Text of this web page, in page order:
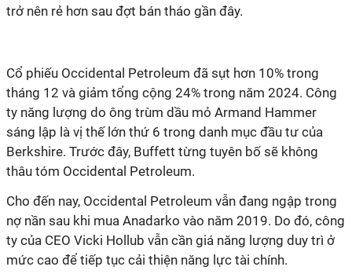
trở nên rẻ hơn sau đợt bán tháo gần đây.
Cổ phiếu Occidental Petroleum đã sụt hơn 10% trong
tháng 12 và giảm tổng cộng 24% trong năm 2024. Công
ty năng lượng do ông trùm dầu mỏ Armand Hammer
sáng lập là vị thế lớn thứ 6 trong danh mục đầu tư của
Berkshire. Trước đây, Buffett từng tuyên bố sẽ không
thâu tóm Occidental Petroleum.
Cho đến nay, Occidental Petroleum vẫn đang ngập trong
nợ nần sau khi mua Anadarko vào năm 2019. Do đó, công
ty của CEO Vicki Hollub vẫn cần giá năng lượng duy trì ở
mức cao để tiếp tục cải thiện năng lực tài chính.